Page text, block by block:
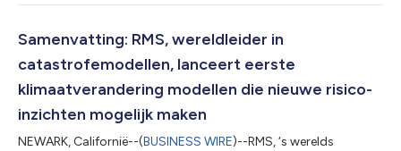
rapportage. RMS onthulde ook nieuwe mogelijkheden om
herverzekerings- en verzekerings workflows. ExposureIQ is een
innovatieve, cloudgebaseerde applicatie...
Samenvatting: RMS, wereldleider in
catastrofemodellen, lanceert eerste
klimaatverandering modellen die nieuwe risico-
inzichten mogelijk maken
NEWARK, Californië--(BUSINESS WIRE)--RMS, ‘s werelds